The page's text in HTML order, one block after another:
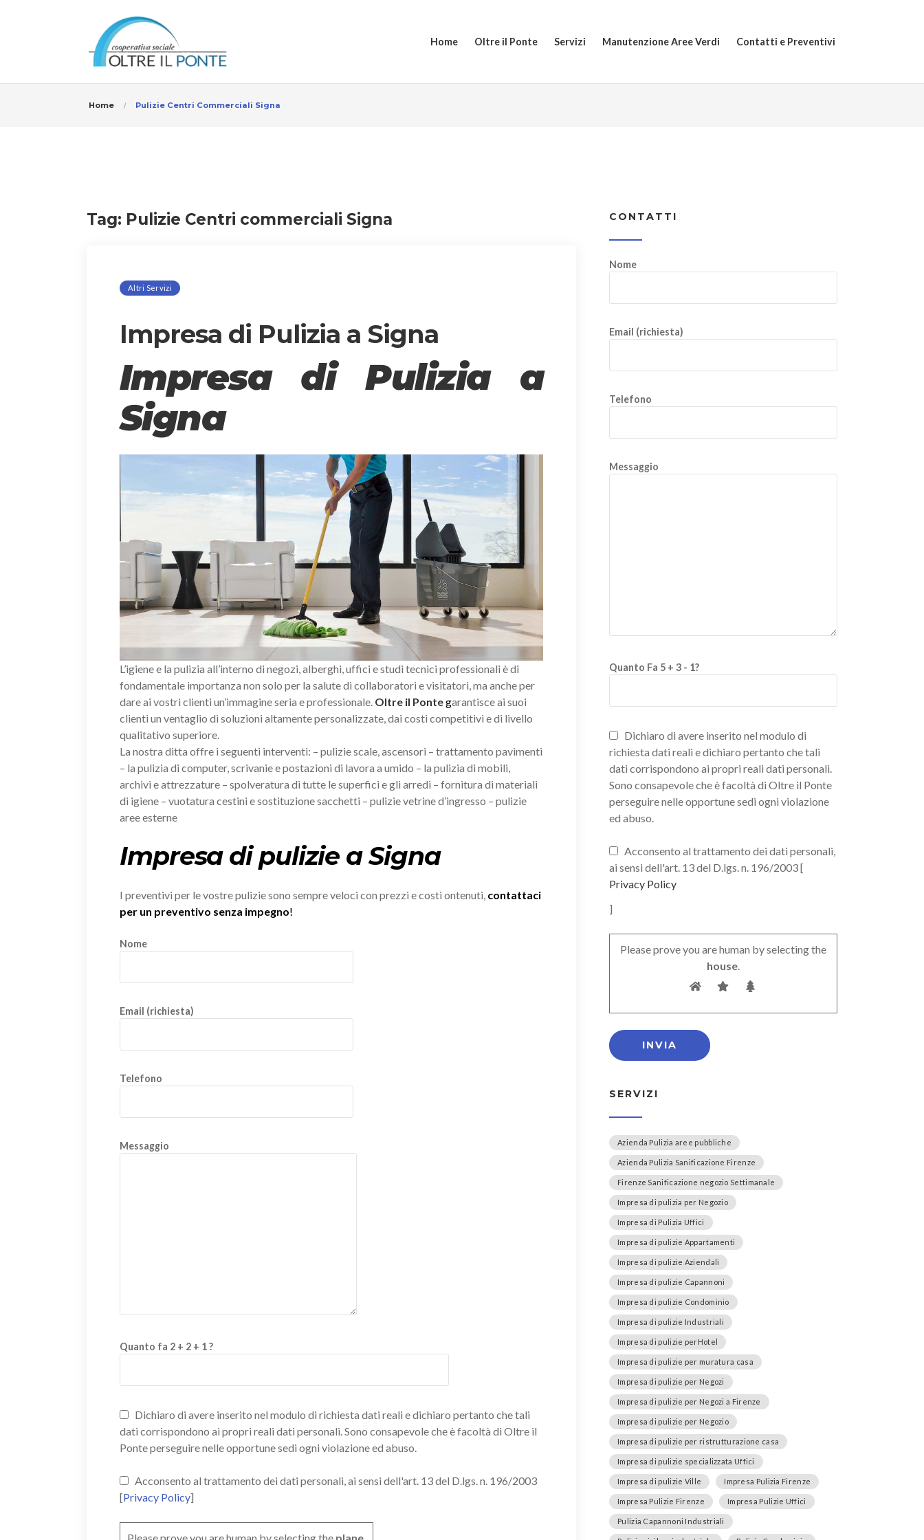
Home Oltre il Ponte Servizi Manutenzione Aree Verdi Contatti e Preventivi
Home Pulizie Centri Commerciali Signa
Tag: Pulizie Centri commerciali Signa
Altri Servizi
Impresa di Pulizia a Signa
Impresa di Pulizia a
Signa
L’igiene e la pulizia all’interno di negozi, alberghi, uffici e studi tecnici professionali è di
fondamentale importanza non solo per la salute di collaboratori e visitatori, ma anche per
dare ai vostri clienti un’immagine seria e professionale. Oltre il Pontegarantisce ai suoi
clienti un ventaglio di soluzioni altamente personalizzate, dai costi competitivi e di livello
qualitativo superiore.
La nostra ditta offre i seguenti interventi: – pulizie scale, ascensori – trattamento pavimenti
– la pulizia di computer, scrivanie e postazioni di lavora a umido – la pulizia di mobili,
archivi e attrezzature – spolveratura di tutte le superfici e gli arredi – fornitura di materiali
di igiene – vuotatura cestini e sostituzione sacchetti – pulizie vetrine d’ingresso – pulizie
aree esterne
Impresa di pulizie a Signa
I preventivi per le vostre pulizie sono sempre veloci con prezzi e costi ontenuti, contattaci
per un preventivo senza impegno!
Nome
Email (richiesta)
Telefono
Messaggio
Quanto fa 2 + 2 + 1 ?
Dichiaro di avere inserito nel modulo di richiesta dati reali e dichiaro pertanto che tali
dati corrispondono ai propri reali dati personali. Sono consapevole che è facoltà di Oltre il
Ponte perseguire nelle opportune sedi ogni violazione ed abuso.
Acconsento al trattamento dei dati personali, ai sensi dell'art. 13 del D.lgs. n. 196/2003
[Privacy Policy]
CONTATTI
Nome
Email (richiesta)
Telefono
Messaggio
Quanto Fa 5 + 3 - 1?
Dichiaro di avere inserito nel modulo di
richiesta dati reali e dichiaro pertanto che tali
dati corrispondono ai propri reali dati personali.
Sono consapevole che è facoltà di Oltre il Ponte
perseguire nelle opportune sedi ogni violazione
ed abuso.
Acconsento al trattamento dei dati personali,
ai sensi dell'art. 13 del D.lgs. n. 196/2003 [
Privacy Policy
]
Please prove you are human by selecting the
house.
SERVIZI
Azienda Pulizia aree pubbliche
Azienda Pulizia Sanificazione Firenze
Firenze Sanificazione negozio Settimanale
Impresa di pulizia per Negozio
Impresa di Pulizia Uffici
Impresa di pulizie Appartamenti
Impresa di pulizie Aziendali
Impresa di pulizie Capannoni
Impresa di pulizie Condominio
Impresa di pulizie Industriali
Impresa di pulizie perHotel
Impresa di pulizie per muratura casa
Impresa di pulizie per Negozi
Impresa di pulizie per Negozi a Firenze
Impresa di pulizie per Negozio
Impresa di pulizie per ristrutturazione casa
Impresa di pulizie specializzata Uffici
Impresa di pulizie Ville Impresa Pulizia Firenze
Impresa Pulizie Firenze Impresa Pulizie Uffici
Pulizia Capannoni Industriali